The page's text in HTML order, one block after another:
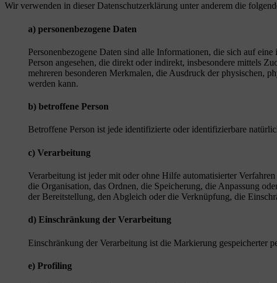
Wir verwenden in dieser Datenschutzerklärung unter anderem die
a) personenbezogene Daten
Personenbezogene Daten sind alle Informationen, die sich auf
Person angesehen, die direkt oder indirekt, insbesondere mittels
mehreren besonderen Merkmalen, die Ausdruck der physischen,
werden kann.
b) betroffene Person
Betroffene Person ist jede identifizierte oder identifizierbare
c) Verarbeitung
Verarbeitung ist jeder mit oder ohne Hilfe automatisierter
die Organisation, das Ordnen, die Speicherung, die Anpassung
der Bereitstellung, den Abgleich oder die Verknüpfung, die
d) Einschränkung der Verarbeitung
Einschränkung der Verarbeitung ist die Markierung gespeicherter
e) Profiling